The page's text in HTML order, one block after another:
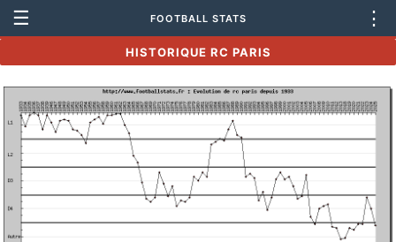
☰ FOOTBALL STATS ⋮
HISTORIQUE RC PARIS